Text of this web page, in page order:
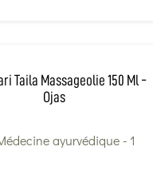
Taila Massageolie 150 Ml -
Ojas